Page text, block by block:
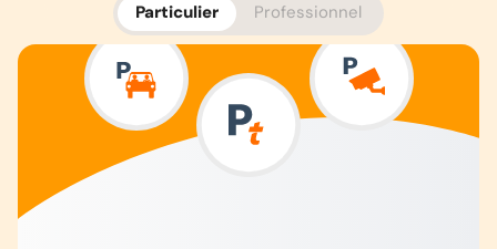
Particulier Professionnel